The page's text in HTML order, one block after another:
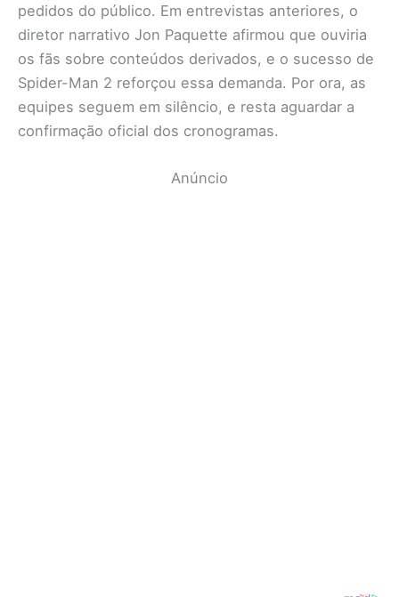
pedidos do público. Em entrevistas anteriores, o
diretor narrativo Jon Paquette afirmou que ouviria
os fãs sobre conteúdos derivados, e o sucesso de
Spider-Man 2 reforçou essa demanda. Por ora, as
equipes seguem em silêncio, e resta aguardar a
confirmação oficial dos cronogramas.
Anúncio